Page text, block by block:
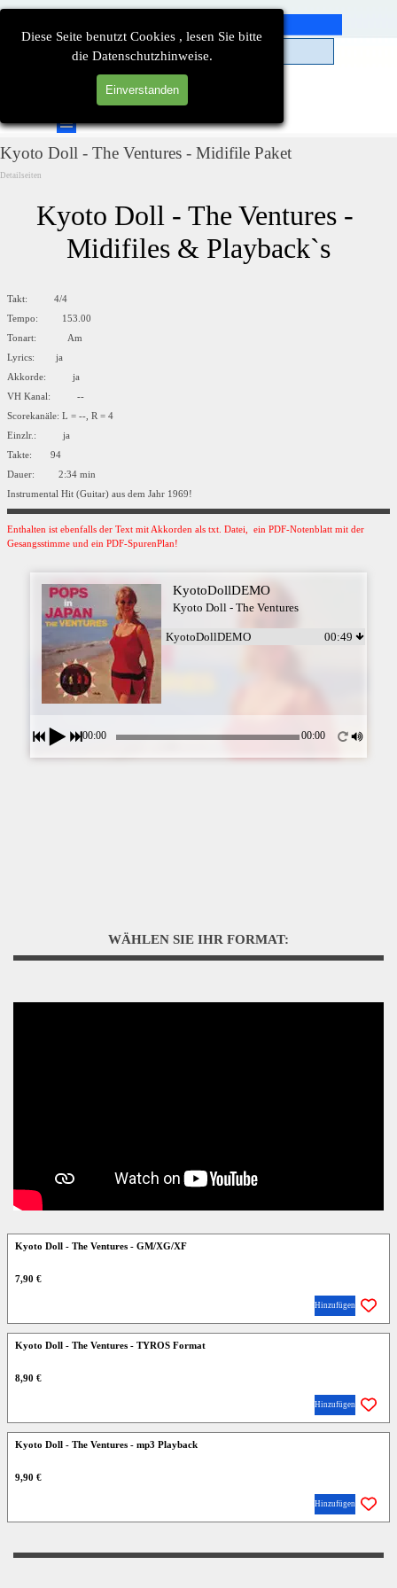
Diese Seite benutzt Cookies , lesen Sie bitte
die Datenschutzhinweise.
Einverstanden
Direkt zum Seiteninhalt
Menü überspringen
Kyoto Doll - The Ventures - Midifile Paket
Detailseiten
Kyoto Doll - The Ventures -
Midifiles & Playback`s
Takt: 4/4
Tempo: 153.00
Tonart: Am
Lyrics: ja
Akkorde: ja
VH Kanal: --
Scorekanäle: L = --, R = 4
Einzlr.: ja
Takte: 94
Dauer: 2:34 min
Instrumental Hit (Guitar) aus dem Jahr 1969!
Enthalten ist ebenfalls der Text mit Akkorden als txt. Datei, ein PDF-Notenblatt mit der
Gesangsstimme und ein PDF-SpurenPlan!
KyotoDollDEMO
Kyoto Doll - The Ventures
KyotoDollDEMO 00:49
00:00 00:00
WÄHLEN SIE IHR FORMAT:
Kyoto Doll - The Ventures - GM/XG/XF
7,90 €
Hinzufügen
Kyoto Doll - The Ventures - TYROS Format
8,90 €
Hinzufügen
Kyoto Doll - The Ventures - mp3 Playback
9,90 €
Hinzufügen